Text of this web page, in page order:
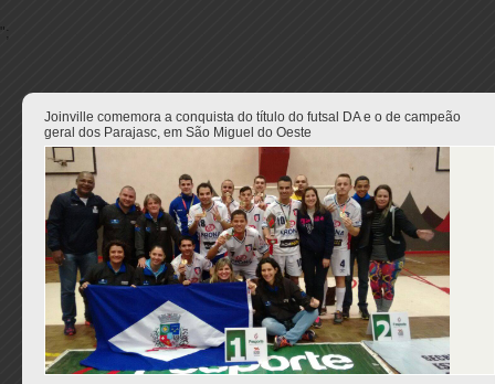
";
Joinville comemora a conquista do título do futsal DA e o de campeão
geral dos Parajasc, em São Miguel do Oeste